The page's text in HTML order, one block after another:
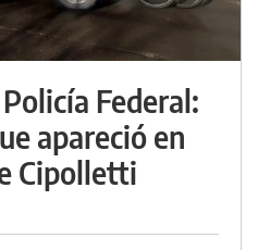
Federal:
apareció en
Cipolletti